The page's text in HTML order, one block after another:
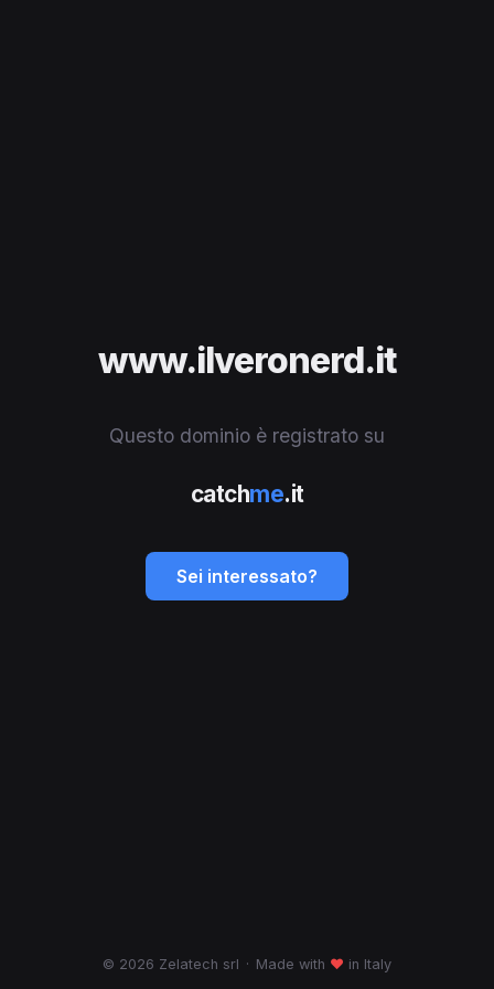
www.ilveronerd.it
Questo dominio è registrato su
catchme.it
Sei interessato?
© 2026 Zelatech srl · Made with ♥ in Italy